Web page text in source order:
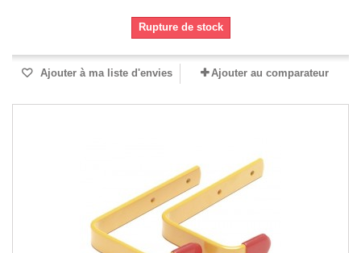
Rupture de stock
Ajouter à ma liste d'envies Ajouter au comparateur